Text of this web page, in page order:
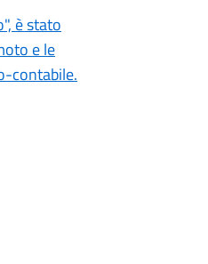
è stato
e le
contabile.